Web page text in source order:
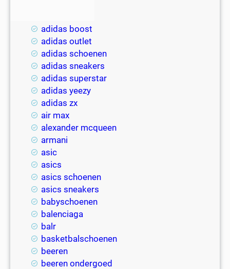
adidas boost
adidas outlet
adidas schoenen
adidas sneakers
adidas superstar
adidas yeezy
adidas zx
air max
alexander mcqueen
armani
asic
asics
asics schoenen
asics sneakers
babyschoenen
balenciaga
balr
basketbalschoenen
beeren
beeren ondergoed